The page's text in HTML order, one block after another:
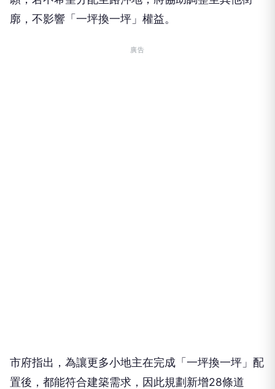
廓，不影響「一坪換一坪」權益。
廣告
市府指出，為讓更多小地主在完成「一坪換一坪」配
置後，都能符合建築需求，因此規劃新增28條道